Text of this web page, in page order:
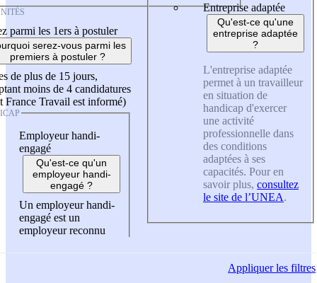
parmi les 1ers à postuler
serez-vous parmi les
premiers à postuler ?
de plus de 15 jours,
moins de 4 candidatures
France Travail est informé)
Employeur handi-
engagé
Qu'est-ce qu'un
employeur handi-
engagé ?
Un employeur handi-
engagé est un
employeur reconnu
Entreprise adaptée
Qu'est-ce qu'une
entreprise adaptée
?
L'entreprise adaptée
permet à un travailleur
en situation de
handicap d'exercer
une activité
professionnelle dans
des conditions
adaptées à ses
capacités. Pour en
savoir plus, consultez
le site de l’UNEA.
Appliquerles filtres